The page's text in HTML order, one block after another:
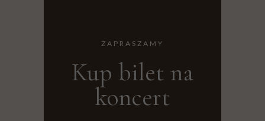
ZAPRASZAMY
Kup bilet na
koncert